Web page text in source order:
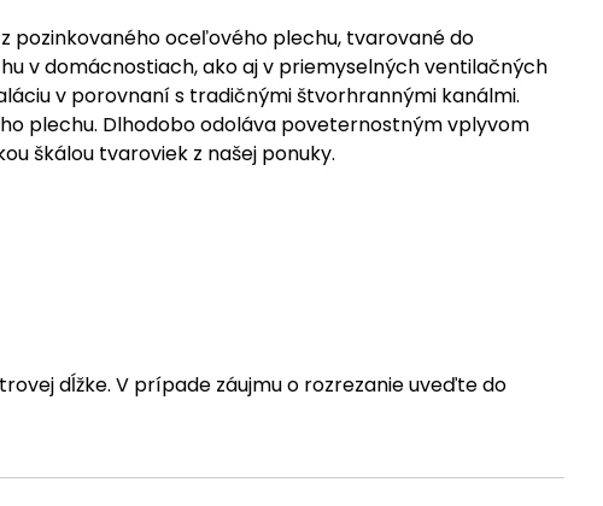
pozinkovaného oceľového plechu, tvarované do
v domácnostiach, ako aj v priemyselných ventilačných
v porovnaní s tradičnými štvorhrannými kanálmi.
plechu. Dlhodobo odoláva poveternostným vplyvom
škálou tvaroviek z našej ponuky.
dĺžke. V prípade záujmu o rozrezanie uveďte do